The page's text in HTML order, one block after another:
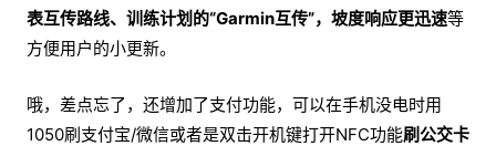
表互传路线、训练计划的“Garmin互传”，坡度响应更迅速等
方便用户的小更新。
哦，差点忘了，还增加了支付功能，可以在手机没电时用
1050刷支付宝/微信或者是双击开机键打开NFC功能刷公交卡